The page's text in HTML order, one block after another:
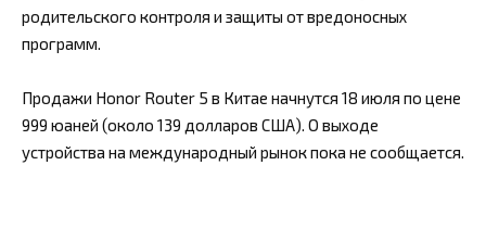
родительского контроля и защиты от вредоносных
программ.
Продажи Honor Router 5 в Китае начнутся 18 июля по цене
999 юаней (около 139 долларов США). О выходе
устройства на международный рынок пока не сообщается.